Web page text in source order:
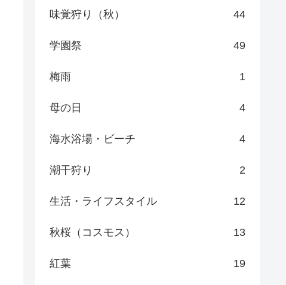
味覚狩り（秋） 44
学園祭 49
梅雨 1
母の日 4
海水浴場・ビーチ 4
潮干狩り 2
生活・ライフスタイル 12
秋桜（コスモス） 13
紅葉 19